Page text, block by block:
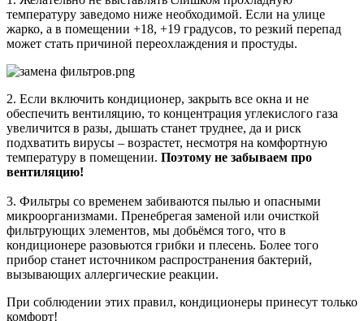
температуру заведомо ниже необходимой. Если на улице
жарко, а в помещении +18, +19 градусов, то резкий перепад
может стать причиной переохлаждения и простуды.
2. Если включить кондиционер, закрыть все окна и не
обеспечить вентиляцию, то концентрация углекислого газа
увеличится в разы, дышать станет труднее, да и риск
подхватить вирусы – возрастет, несмотря на комфортную
температуру в помещении. Поэтому не забываем про
вентиляцию!
3. Фильтры со временем забиваются пылью и опасными
микроорганизмами. Пренебрегая заменой или очисткой
фильтрующих элементов, мы добьёмся того, что в
кондиционере разовьются грибки и плесень. Более того
прибор станет источником распространения бактерий,
вызывающих аллергические реакции.
При соблюдении этих правил, кондиционеры принесут только
комфорт!